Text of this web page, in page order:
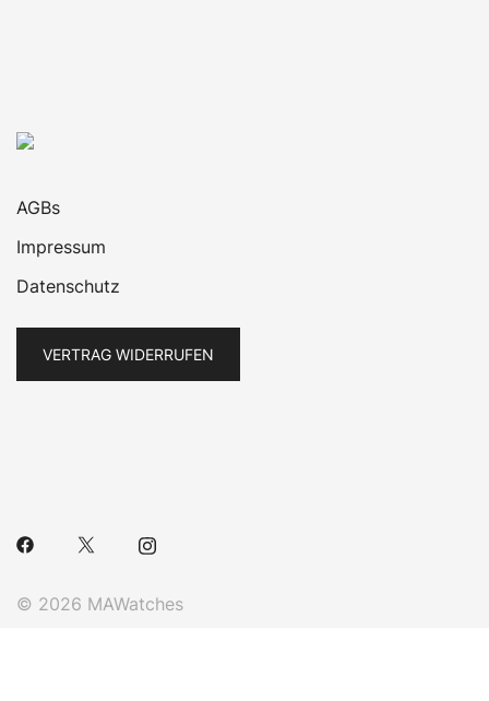
AGBs
Impressum
Datenschutz
VERTRAG WIDERRUFEN
© 2026 MAWatches